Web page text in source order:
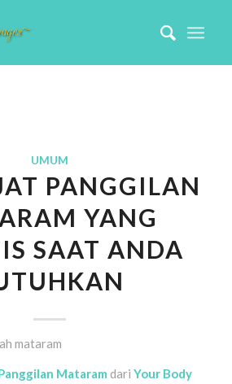
UMUM
PANGGILAN
YANG
SAAT ANDA
mataram
Mataram dari Your Body